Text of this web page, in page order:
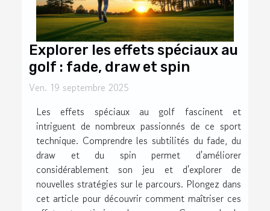
Explorer les effets spéciaux au
golf : fade, draw et spin
Ven. 19 septembre 2025
Les effets spéciaux au golf fascinent et
intriguent de nombreux passionnés de ce sport
technique. Comprendre les subtilités du fade, du
draw et du spin permet d'améliorer
considérablement son jeu et d'explorer de
nouvelles stratégies sur le parcours. Plongez dans
cet article pour découvrir comment maîtriser ces